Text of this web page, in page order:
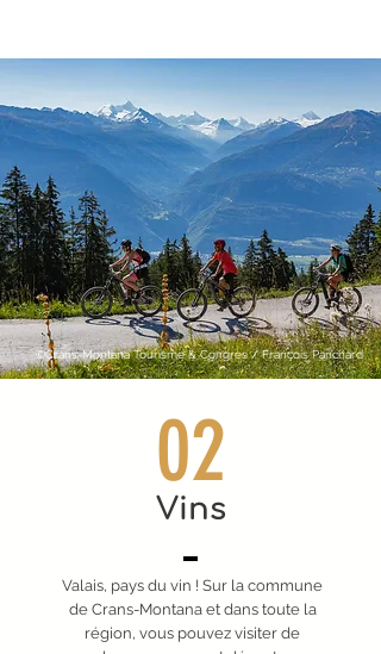
©Crans-Montana Tourisme & Congrès / François Panchard
02
Vins
Valais, pays du vin ! Sur la commune
de Crans-Montana et dans toute la
région, vous pouvez visiter de